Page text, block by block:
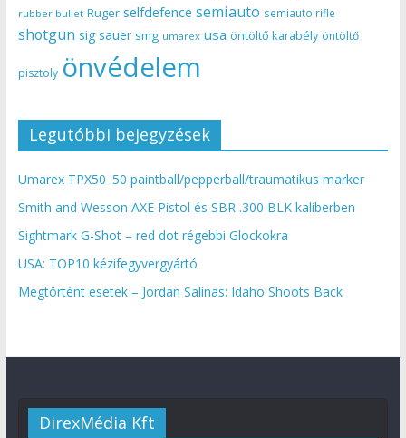
rubber bullet Ruger selfdefence semiauto semiauto rifle
shotgun sig sauer smg umarex usa öntöltő karabély öntöltő
pisztoly önvédelem
Legutóbbi bejegyzések
Umarex TPX50 .50 paintball/pepperball/traumatikus marker
Smith and Wesson AXE Pistol és SBR .300 BLK kaliberben
Sightmark G-Shot – red dot régebbi Glockokra
USA: TOP10 kézifegyvergyártó
Megtörtént esetek – Jordan Salinas: Idaho Shoots Back
DirexMédia Kft